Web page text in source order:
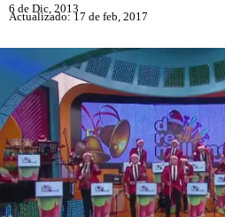
6 de Dic, 2013
Actualizado: 17 de feb, 2017